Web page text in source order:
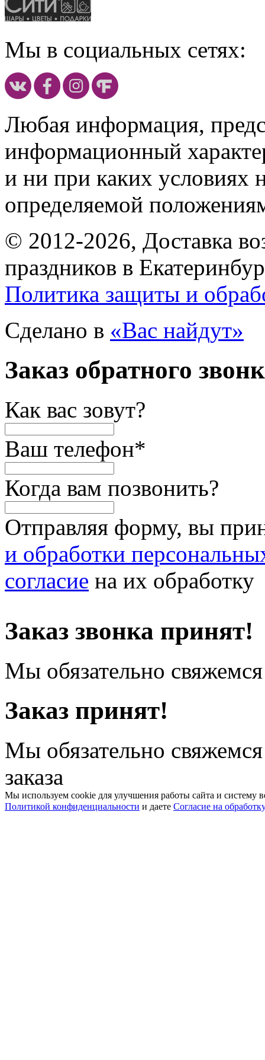
Мы в социальных сетях:
Любая информация,
информационный
и ни при каких условиях
определяемой
© 2012-2026, Доставка
праздников в
Политика защиты и
Сделано в «Вас найдут»
Заказ обратного
Как вас зовут?
Ваш телефон*
Когда вам позвонить?
Отправляя форму, вы
и обработки
согласие на их обработку
Заказ звонка принят!
Мы обязательно
Заказ принят!
Мы обязательно
заказа
Мы используем cookie для улучшения работы сайта и систему
Политикой конфиденциальности и даете Согласие на